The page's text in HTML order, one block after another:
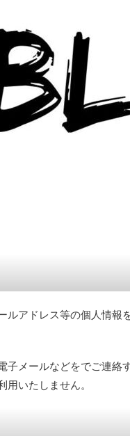
ルアドレス等の個人情報
子メールなどをでご連絡
いたしません。